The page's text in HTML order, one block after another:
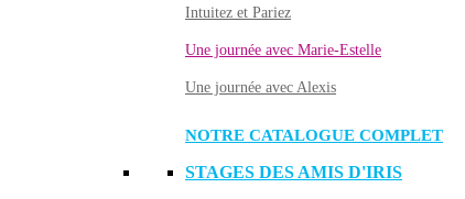
Intuitez et Pariez
Une journée avec Marie-Estelle
Une journée avec Alexis
NOTRE CATALOGUE COMPLET
STAGES DES AMIS D'IRIS